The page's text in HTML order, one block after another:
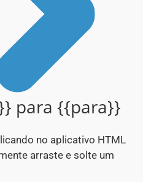
para {{para}}
no aplicativo HTML
arraste e solte um